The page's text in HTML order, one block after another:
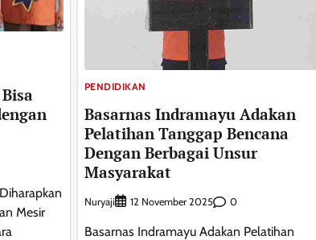
Mesir
PENDIDIKAN
Basarnas Indramayu Adakan
Pelatihan Tanggap Bencana
Dengan Berbagai Unsur
Masyarakat
Nuryaji 12 November 2025 0
Basarnas Indramayu Adakan Pelatihan